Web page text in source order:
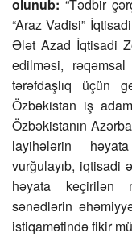
olunub: “Tədbir
“Araz Vadisi”
Ələt Azad İqtisadi
edilməsi,
tərəfdaşlıq üçün
Özbəkistan iş
Özbəkistanın
layihələrin
vurğulayıb, iqtisadi
həyata keçirilən
sənədlərin
istiqamətində fikir